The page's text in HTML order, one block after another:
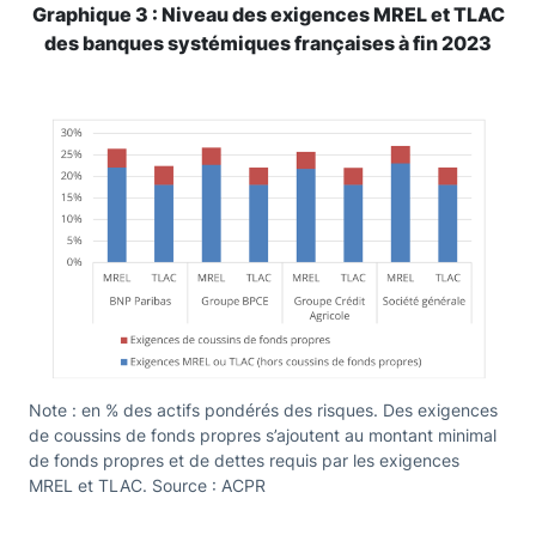
Graphique 3 : Niveau des exigences MREL et TLAC
des banques systémiques françaises à fin 2023
Note : en % des actifs pondérés des risques. Des exigences
de coussins de fonds propres s’ajoutent au montant minimal
de fonds propres et de dettes requis par les exigences
MREL et TLAC. Source : ACPR